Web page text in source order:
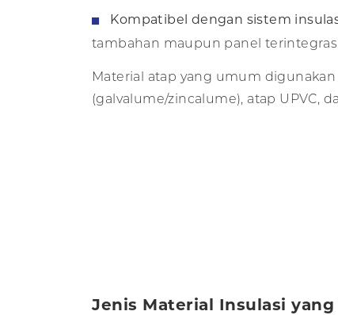
Kompatibel dengan sistem
tambahan maupun panel
Material atap yang umum
(galvalume/zincalume), atap UPVC,
Jenis Material Insulasi